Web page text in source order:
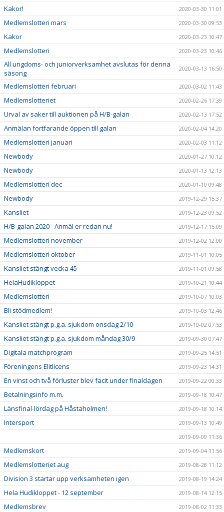
Kakor! 2020-03-30 11:01
Medlemslotteri mars 2020-03-30 09:53
Kakor 2020-03-23 10:47
Medlemslotteri 2020-03-23 10:46
All ungdoms- och juniorverksamhet avslutas för denna
säsong
2020-03-13 16:50
Medlemslotteri februari 2020-03-02 11:43
Medlemslotteriet 2020-02-26 17:39
Urval av saker till auktionen på H/B-galan 2020-02-13 17:52
Anmälan fortfarande öppen till galan 2020-02-04 14:20
Medlemslotteri januari 2020-02-03 11:12
Newbody 2020-01-27 10:12
Newbody 2020-01-13 12:13
Medlemslotteri dec 2020-01-10 09:48
Newbody 2019-12-29 15:37
Kansliet 2019-12-23 09:52
H/B-galan 2020 - Anmäl er redan nu! 2019-12-17 15:09
Medlemslotteri november 2019-12-02 12:00
Medlemslotteri oktober 2019-11-01 10:05
Kansliet stängt vecka 45 2019-11-01 09:58
HelaHudikloppet 2019-10-21 10:44
Medlemslotteri 2019-10-07 10:03
Bli stödmedlem! 2019-10-03 12:46
Kansliet stängt p.g.a. sjukdom onsdag 2/10 2019-10-02 07:53
Kansliet stängt p.g.a. sjukdom måndag 30/9 2019-09-30 07:47
Digitala matchprogram 2019-09-25 14:51
Föreningens Elitlicens 2019-09-23 14:31
En vinst och två förluster blev facit under finaldagen 2019-09-22 00:33
Betalningsinfo m.m. 2019-09-18 10:47
Länsfinal-lördag på Håstaholmen! 2019-09-18 10:14
Intersport
2019-09-13 10:49
2019-09-09 11:36
Medlemskort 2019-09-04 11:56
Medlemslotteriet aug 2019-08-28 11:12
Division 3 startar upp verksamheten igen 2019-08-19 14:24
Hela Hudikloppet - 12 september 2019-08-14 12:15
Medlemsbrev 2019-08-02 11:33